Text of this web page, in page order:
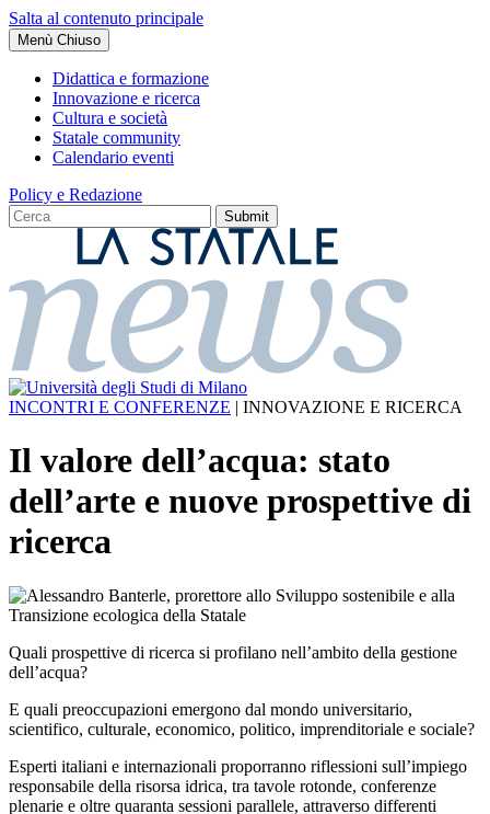
Salta al contenuto principale
Menù Chiuso
Didattica e formazione
Innovazione e ricerca
Cultura e società
Statale community
Calendario eventi
Policy e Redazione
INCONTRI E CONFERENZE | INNOVAZIONE E RICERCA
Il valore dell’acqua: stato
dell’arte e nuove prospettive di
ricerca
Quali prospettive di ricerca si profilano nell’ambito della gestione
dell’acqua?
E quali preoccupazioni emergono dal mondo universitario,
scientifico, culturale, economico, politico, imprenditoriale e sociale?
Esperti italiani e internazionali proporranno riflessioni sull’impiego
responsabile della risorsa idrica, tra tavole rotonde, conferenze
plenarie e oltre quaranta sessioni parallele, attraverso differenti